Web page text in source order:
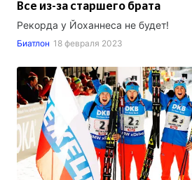
Все из-за старшего брата
Рекорда у Йоханнеса не будет!
Биатлон 18 февраля 2023